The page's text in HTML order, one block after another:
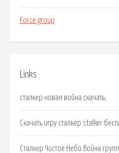
Force group
Links
сталкер новая война скачать.
Скачать игру сталкер stalker
Сталкер Чистое Небо Война